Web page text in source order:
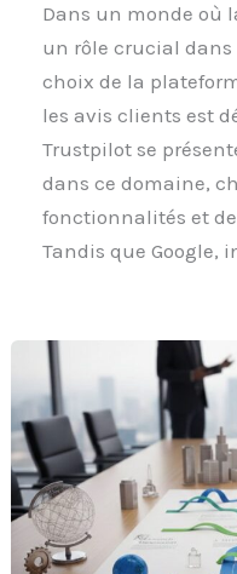
Dans un monde où
un rôle crucial dans
choix de la
les avis clients est
Trustpilot se
dans ce domaine,
fonctionnalités et
Tandis que Google,